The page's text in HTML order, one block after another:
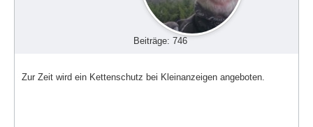
Beiträge: 746
Zur Zeit wird ein Kettenschutz bei Kleinanzeigen angeboten.